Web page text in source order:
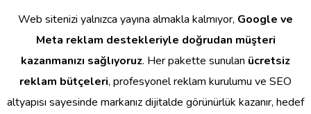
Web sitenizi yalnızca yayına almakla kalmıyor, Google ve
Meta reklam destekleriyle doğrudan müşteri
kazanmanızı sağlıyoruz. Her pakette sunulan ücretsiz
reklam bütçeleri, profesyonel reklam kurulumu ve SEO
altyapısı sayesinde markanız dijitalde görünürlük kazanır, hedef